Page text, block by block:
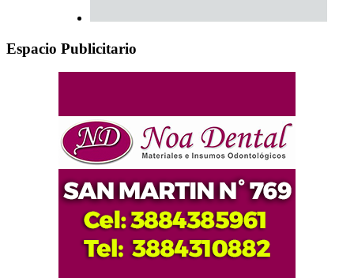
Espacio Publicitario